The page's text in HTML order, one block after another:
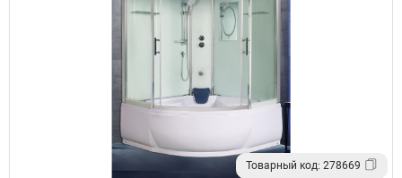
Товарный код: 278669